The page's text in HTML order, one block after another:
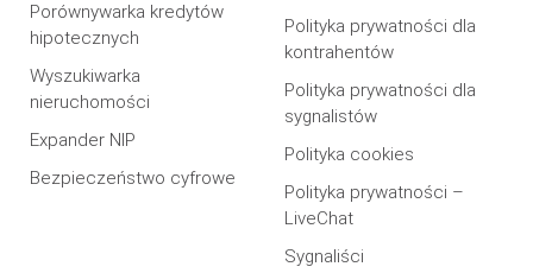
Porównywarka kredytów
hipotecznych
Wyszukiwarka
nieruchomości
Expander NIP
Bezpieczeństwo cyfrowe
Polityka prywatności dla
kontrahentów
Polityka prywatności dla
sygnalistów
Polityka cookies
Polityka prywatności –
LiveChat
Sygnaliści